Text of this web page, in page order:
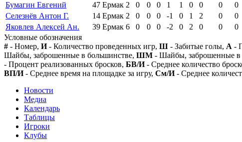
Бумагин Евгений
47 Ермак 2 0 0 0 1 1 0 0 0 0
Селезнёв Антон Г.
14 Ермак 2 0 0 0 -1 0 1 2 0 0
Яковлев Алексей Ан.
39 Ермак 6 0 0 0 -2 0 2 0 0 0
Условные обозначения
# - Номер, И- Количество проведенных игр, Ш - Забитые голы, А -
Шайбы, заброшенные в большинстве, ШМ - Шайбы, заброшенные в
- Процент реализованных бросков, БВ/И- Среднее количество
ВП/И- Среднее время на площадке за игру, См/И- Среднее
Новости
Медиа
Календарь
Таблицы
Игроки
Клубы